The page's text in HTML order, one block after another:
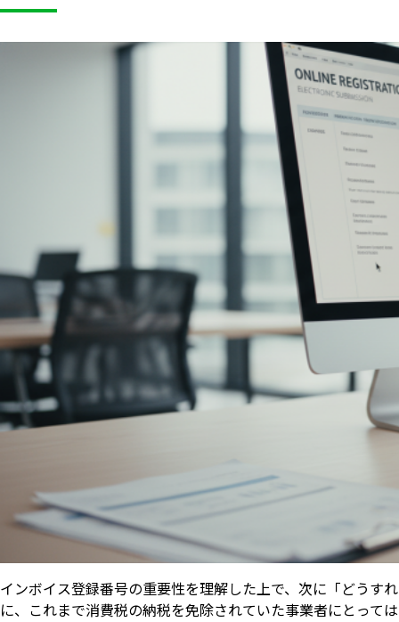
インボイス登録番号の重要性を理解した上で、次に「どうす
に、これまで消費税の納税を免除されていた事業者にとって